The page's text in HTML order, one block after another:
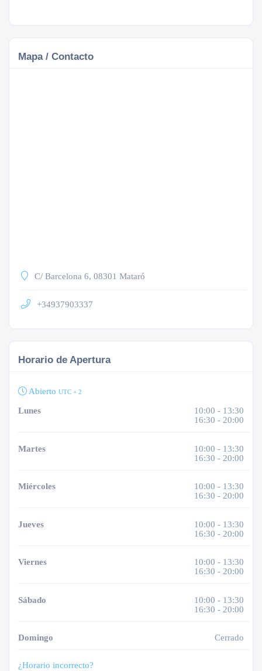
Mapa / Contacto
C/ Barcelona 6, 08301 Mataró
+34937903337
Horario de Apertura
Abierto UTC + 2
Lunes
10:00 - 13:30
16:30 - 20:00
Martes
10:00 - 13:30
16:30 - 20:00
Miércoles
10:00 - 13:30
16:30 - 20:00
Jueves
10:00 - 13:30
16:30 - 20:00
Viernes
10:00 - 13:30
16:30 - 20:00
Sábado
10:00 - 13:30
16:30 - 20:00
Domingo Cerrado
¿Horario incorrecto?